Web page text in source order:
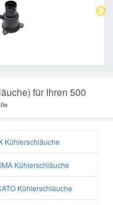
für Ihren 500
Kühlerschläuche
Kühlerschläuche
Kühlerschläuche